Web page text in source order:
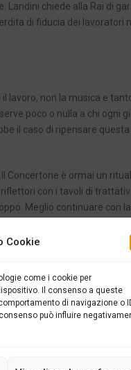
Cookie
come i cookie per
Il consenso a queste
di navigazione o
può influire
Landini chiede alla Rai di
di fiducia dei lavoratori
lavoro, non la musica e
poco o nulla a chi ogni
il caso di ripensare questa
Concertone è ormai un
con i tavoli di
Meglio continuare con